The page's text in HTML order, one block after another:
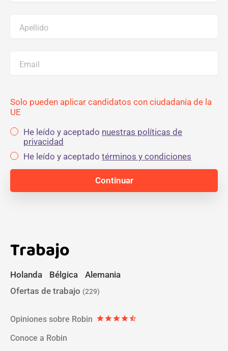
Apellido
Email
Solo pueden aplicar candidatos con ciudadanía de la
UE
He leído y aceptado nuestras políticas de
privacidad
He leído y aceptado términos y condiciones
Trabajo
Holanda Bélgica
Alemania
Ofertas de trabajo (229)
Opiniones sobre Robin starstarstarstarstar_half
Conoce a Robin